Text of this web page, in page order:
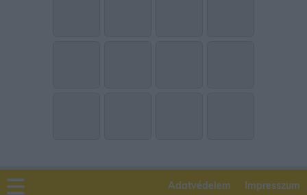
Adatvédelem Impresszum